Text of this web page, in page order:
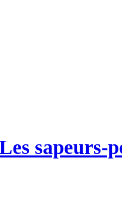
sapeurs-